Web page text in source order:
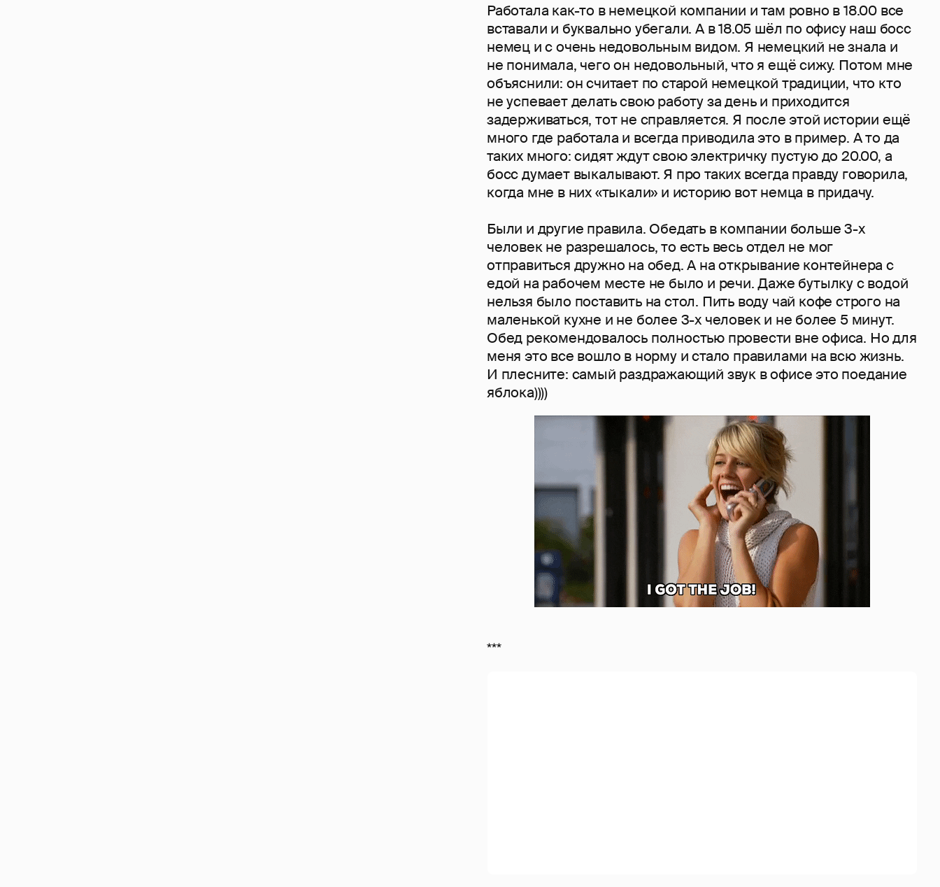
Работала как-то в немецкой компании и там ровно в 18.00 все
вставали и буквально убегали. А в 18.05 шёл по офису наш босс
немец и с очень недовольным видом. Я немецкий не знала и
не понимала, чего он недовольный, что я ещё сижу. Потом мне
объяснили: он считает по старой немецкой традиции, что кто
не успевает делать свою работу за день и приходится
задерживаться, тот не справляется. Я после этой истории ещё
много где работала и всегда приводила это в пример. А то да
таких много: сидят ждут свою электричку пустую до 20.00, а
босс думает выкалывают. Я про таких всегда правду говорила,
когда мне в них «тыкали» и историю вот немца в придачу.
Были и другие правила. Обедать в компании больше 3-х
человек не разрешалось, то есть весь отдел не мог
отправиться дружно на обед. А на открывание контейнера с
едой на рабочем месте не было и речи. Даже бутылку с водой
нельзя было поставить на стол. Пить воду чай кофе строго на
маленькой кухне и не более 3-х человек и не более 5 минут.
Обед рекомендовалось полностью провести вне офиса. Но для
меня это все вошло в норму и стало правилами на всю жизнь.
И плесните: самый раздражающий звук в офисе это поедание
яблока))))
***